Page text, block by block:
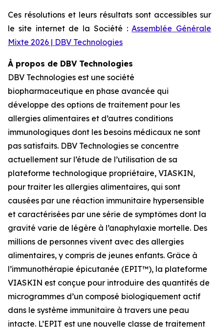
Ces résolutions et leurs résultats sont accessibles sur
le site internet de la Société :Assemblée Générale
Mixte 2026 | DBV Technologies
À propos de DBV Technologies
DBV Technologies est une société
biopharmaceutique en phase avancée qui
développe des options de traitement pour les
allergies alimentaires et d’autres conditions
immunologiques dont les besoins médicaux ne sont
pas satisfaits. DBV Technologies se concentre
actuellement sur l’étude de l’utilisation de sa
plateforme technologique propriétaire, VIASKIN,
pour traiter les allergies alimentaires, qui sont
causées par une réaction immunitaire hypersensible
et caractérisées par une série de symptômes dont la
gravité varie de légère à l’anaphylaxie mortelle. Des
millions de personnes vivent avec des allergies
alimentaires, y compris de jeunes enfants. Grâce à
l’immunothérapie épicutanée (EPIT™), la plateforme
VIASKIN est conçue pour introduire des quantités de
microgrammes d’un composé biologiquement actif
dans le système immunitaire à travers une peau
intacte. L’EPIT est une nouvelle classe de traitement